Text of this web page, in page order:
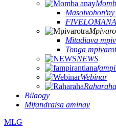
FIVELOMANA
Mitadiava
Tonga
NEWS
Webinar
Raharaha
Bilaogy
Mifandraisa aminay
MLG